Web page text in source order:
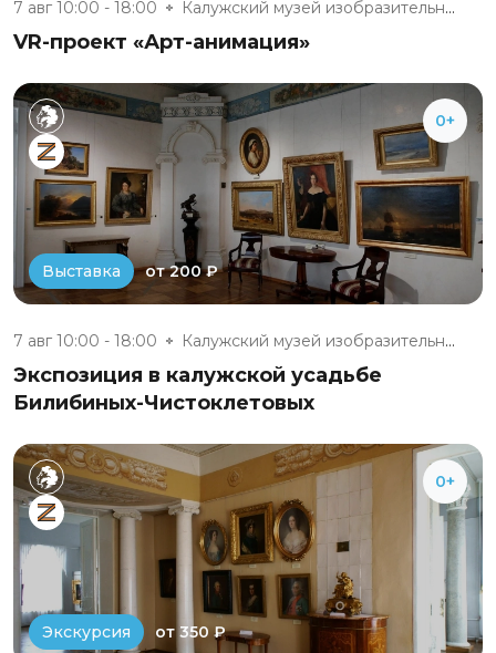
7 авг 10:00 - 18:00 Калужский музей изобразительны...
VR-проект «Арт-анимация»
0+
Выставка от 200 ₽
7 авг 10:00 - 18:00 Калужский музей изобразительны...
Экспозиция в калужской усадьбе
Билибиных-Чистоклетовых
0+
Экскурсия от 350 ₽